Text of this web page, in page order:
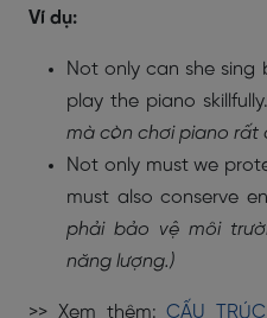
Ví dụ:
Not only can she sing
play the piano skillfully.
mà còn chơi piano rất
Not only must we
must also conserve
phải bảo vệ môi
năng lượng.)
>> Xem thêm:CẤU